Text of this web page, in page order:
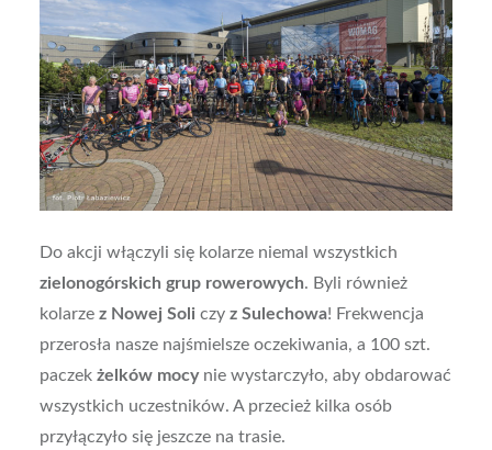
Do akcji włączyli się kolarze niemal wszystkich
zielonogórskich grup rowerowych. Byli również
kolarze z Nowej Soli czy z Sulechowa! Frekwencja
przerosła nasze najśmielsze oczekiwania, a 100 szt.
paczek żelków mocynie wystarczyło, aby obdarować
wszystkich uczestników. A przecież kilka osób
przyłączyło się jeszcze na trasie.